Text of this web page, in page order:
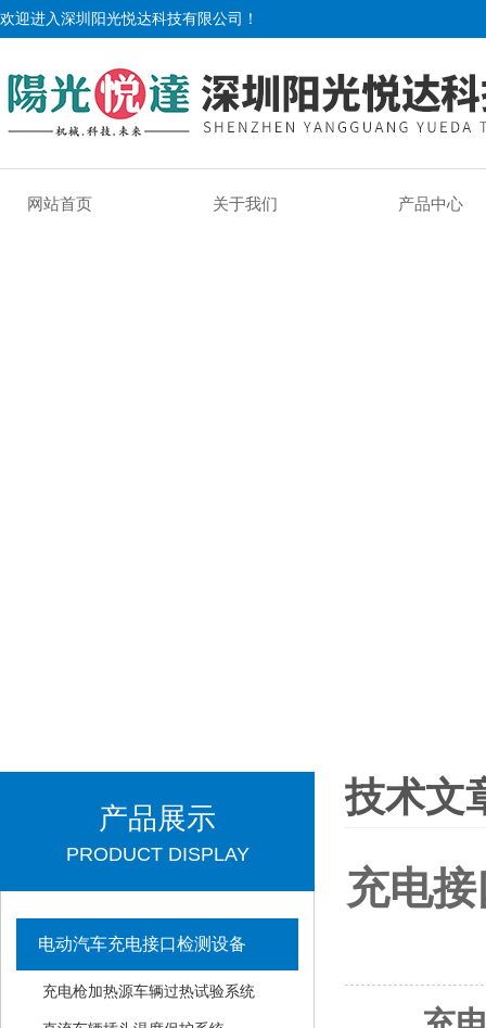
欢迎进入深圳阳光悦达科技有限公司！
网站首页 关于我们 产品中心
产品展示
PRODUCT DISPLAY
电动汽车充电接口检测设备
充电枪加热源车辆过热试验系统
技术文
充电